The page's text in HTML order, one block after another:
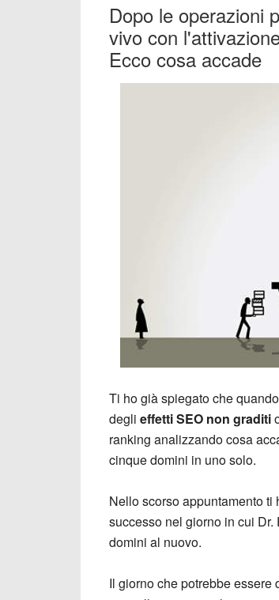
Dopo le operazioni
vivo con
Ecco cosa accade
Ti ho già spiegato che
degli effetti SEO non graditi
ranking analizzando cosa
cinque domini in uno solo.
Nello scorso appuntamento ti
successo nel giorno in cui Dr.
domini al nuovo.
Il giorno che potrebbe essere